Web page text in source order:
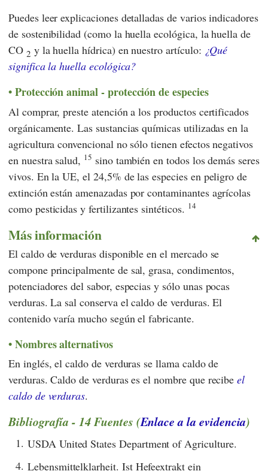
Puedes leer explicaciones detalladas de varios indicadores
de sostenibilidad (como la huella ecológica, la huella de
CO 2 y la huella hídrica) en nuestro artículo: ¿Qué
significa la huella ecológica?
Protección animal - protección de especies
Al comprar, preste atención a los productos certificados
orgánicamente. Las sustancias químicas utilizadas en la
agricultura convencional no sólo tienen efectos negativos
en nuestra salud, 15 sino también en todos los demás seres
vivos. En laUE, el 24,5% de las especies en peligro de
extinción están amenazadas por contaminantes agrícolas
como pesticidas y fertilizantes sintéticos. 14
Más información
El caldo de verduras disponible en el mercado se
compone principalmente de sal, grasa, condimentos,
potenciadores del sabor, especias y sólo unas pocas
verduras. La sal conserva el caldo de verduras. El
contenido varía mucho según el fabricante.
Nombres alternativos
En inglés, el caldo de verduras se llama caldo de
verduras. Caldo de verduras es el nombre que recibeel
caldo de verduras.
Bibliografía - 14 Fuentes (Enlace a la evidencia)
1. USDA United States Department of Agriculture.
4. Lebensmittelklarheit. Ist Hefeextrakt ein